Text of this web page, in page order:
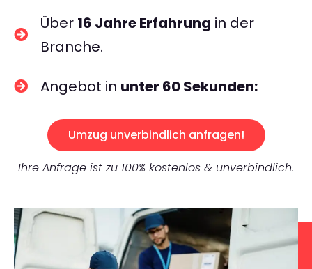
Über 16 Jahre Erfahrung in der
Branche.
Angebot in unter 60 Sekunden:
Umzug unverbindlich anfragen!
Ihre Anfrage ist zu 100% kostenlos & unverbindlich.